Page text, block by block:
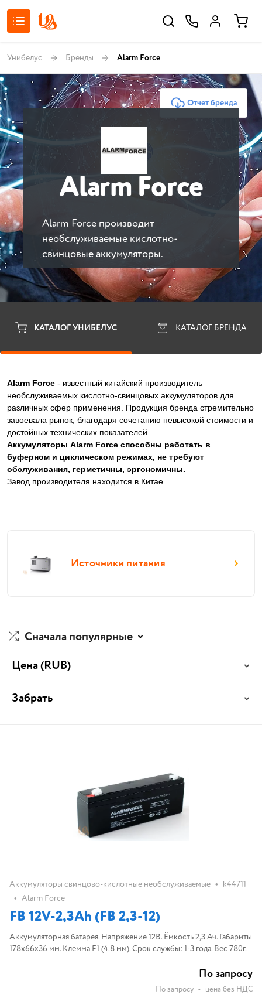
Унибелус Бренды Alarm Force
Отчет бренда
Alarm Force
Alarm Force производит
необслуживаемые кислотно-
свинцовые аккумуляторы.
КАТАЛОГ УНИБЕЛУС КАТАЛОГ БРЕНДА
Alarm Force - известный китайский производитель
необслуживаемых кислотно-свинцовых аккумуляторов для
различных сфер применения. Продукция бренда стремительно
завоевала рынок, благодаря сочетанию невысокой стоимости и
достойных технических показателей.
Аккумуляторы Alarm Force способны работать в
буферном и циклическом режимах, не требуют
обслуживания, герметичны, эргономичны.
Завод производителя находится в Китае.
Источники питания
Сначала популярные
Цена(RUB)
Забрать
Аккумуляторы свинцово-кислотные необслуживаемые • k44711
• Alarm Force
FB 12V-2,3Ah (FB 2,3-12)
Аккумуляторная батарея. Напряжение 12В. Ёмкость 2,3 Ач. Габариты
178х66х36 мм. Клемма F1 (4.8 мм). Срок службы: 1-3 года. Вес 780г.
По запросу
По запросу • цена без НДС